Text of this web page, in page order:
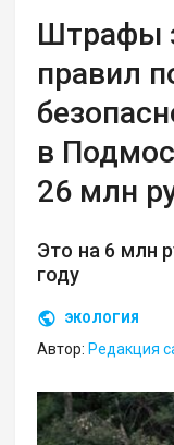
Штрафы
правил
в
26 млн
Это на 6 млн
году
ЭКОЛОГИЯ
Автор: Редакция